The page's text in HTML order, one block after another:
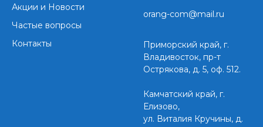
Акции и Новости
Частые вопросы
Контакты
orang-com@mail.ru
Приморский край, г.
Владивосток, пр-т
Острякова, д. 5, оф. 512.
Камчатский край, г.
Елизово,
ул. Виталия Кручины, д.